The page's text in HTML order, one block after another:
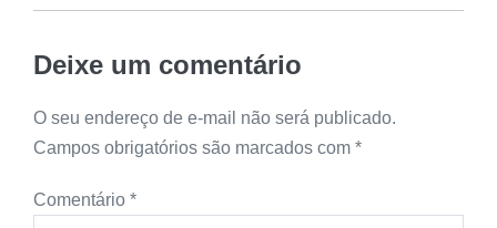
Deixe um comentário
O seu endereço de e-mail não será publicado.
Campos obrigatórios são marcados com *
Comentário *